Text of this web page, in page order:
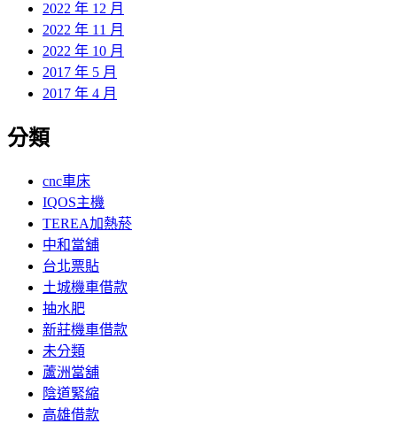
2022 年 12 月
2022 年 11 月
2022 年 10 月
2017 年 5 月
2017 年 4 月
分類
cnc車床
IQOS主機
TEREA加熱菸
中和當舖
台北票貼
土城機車借款
抽水肥
新莊機車借款
未分類
蘆洲當舖
陰道緊縮
高雄借款